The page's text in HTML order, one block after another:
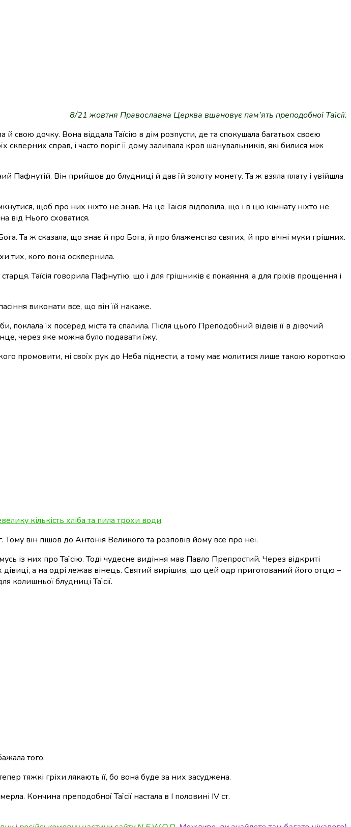
8/21 жовтня Православна Церква вшановує пам’ять преподобної Таїсії.
й свою дочку. Вона віддала Таїсію в дім розпусти, де та спокушала багатьох своєю
справ, і часто поріг її дому заливала кров шанувальників, які билися між
Пафнутій. Він прийшов до блудниці й дав їй золоту монету. Та ж взяла плату і увійшла
щоб про них ніхто не знав. На це Таїсія відповіла, що і в цю кімнату ніхто не
від Нього сховатися.
Та ж сказала, що знає й про Бога, й про блаженство святих, й про вічні муки грішних.
тих, кого вона осквернила.
Таїсія говорила Пафнутію, що і для грішників є покаяння, а для гріхів прощення і
виконати все, що він їй накаже.
їх посеред міста та спалила. Після цього Преподобний відвів її в дівочий
через яке можна було подавати їжу.
промовити, ні своїх рук до Неба піднести, а тому має молитися лише такою короткою
кількість хліба та пила трохи води.
Тому він пішов до Антонія Великого та розповів йому все про неї.
із них про Таїсію. Тоді чудесне видіння мав Павло Препростий. Через відкриті
а на одрі лежав вінець. Святий вирішив, що цей одр приготований його отцю –
колишньої блудниці Таїсії.
того.
тяжкі гріхи лякають її, бо вона буде за них засуджена.
Кончина преподобної Таїсії настала в І половині IV ст.